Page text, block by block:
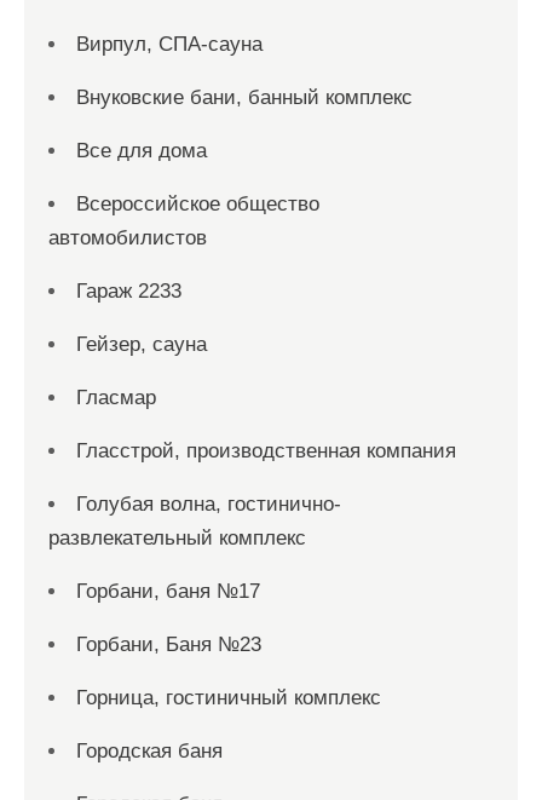
Вирпул, СПА-сауна
Внуковские бани, банный комплекс
Все для дома
Всероссийское общество
автомобилистов
Гараж 2233
Гейзер, сауна
Гласмар
Гласстрой, производственная компания
Голубая волна, гостинично-
развлекательный комплекс
Горбани, баня №17
Горбани, Баня №23
Горница, гостиничный комплекс
Городская баня